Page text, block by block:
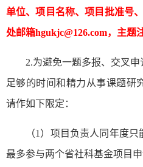
单位、项目名称、项目批准号
处邮箱hgukjc@126.com，主题
2.为避免一题多报、交叉
足够的时间和精力从事课题研
请作如下限定 ：
（1）项目负责人同年度只
最多参与两个省社科基金项目申